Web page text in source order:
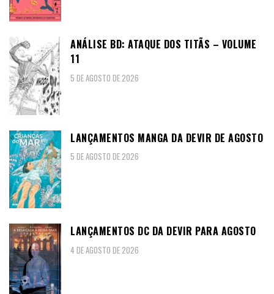
ANÁLISE BD: ATAQUE DOS TITÃS – VOLUME
11
5 DE AGOSTO DE 2026
LANÇAMENTOS MANGA DA DEVIR DE AGOSTO
5 DE AGOSTO DE 2026
LANÇAMENTOS DC DA DEVIR PARA AGOSTO
4 DE AGOSTO DE 2026